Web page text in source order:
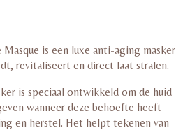
Masque is een luxe anti-aging masker
revitaliseert en direct laat stralen.
is speciaal ontwikkeld om de huid
wanneer deze behoefte heeft
en herstel. Het helpt tekenen van